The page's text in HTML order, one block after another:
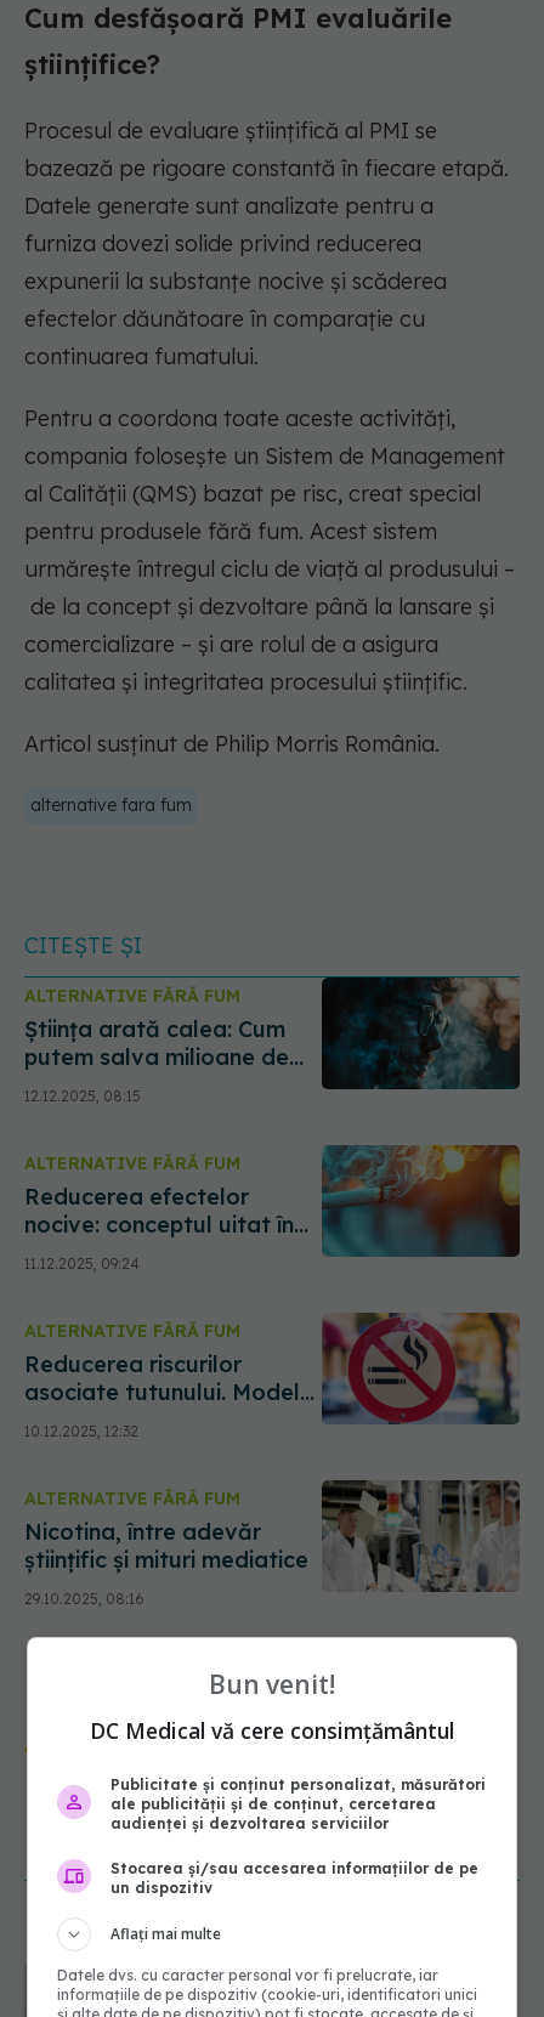
Cum desfășoară PMI evaluările
științifice?
Procesul de evaluare științifică al PMI se
bazează pe rigoare constantă în fiecare etapă.
Datele generate sunt analizate pentru a
furniza dovezi solide privind reducerea
expunerii la substanțe nocive și scăderea
efectelor dăunătoare în comparație cu
continuarea fumatului.
Pentru a coordona toate aceste activități,
compania folosește un Sistem de Management
al Calității (QMS) bazat pe risc, creat special
pentru produsele fără fum. Acest sistem
urmărește întregul ciclu de viață al produsului –
de la concept și dezvoltare până la lansare și
comercializare – și are rolul de a asigura
calitatea și integritatea procesului științific.
Articol susținut de Philip Morris România.
alternative fara fum
CITEȘTE ȘI
ALTERNATIVE FĂRĂ FUM
Știința arată calea: Cum
putem salva milioane de
vieți
12.12.2025, 08:15
ALTERNATIVE FĂRĂ FUM
Reducerea efectelor
nocive: conceptul uitat în
lupta împotriva fumatului
11.12.2025, 09:24
ALTERNATIVE FĂRĂ FUM
Reducerea riscurilor
asociate tutunului. Modele
de succes
10.12.2025, 12:32
ALTERNATIVE FĂRĂ FUM
Nicotina, între adevăr
științific și mituri mediatice
29.10.2025, 08:16
Urmărește-ne și pe Google News -
abonează‑te!
NOUTĂȚI
care reduce inflamația stomacului
08.08.2026, 19:00
Bun venit!
DC Medical vă cere consimțământul
Publicitate și conținut personalizat, măsurători
ale publicității și de conținut, cercetarea
audienței și dezvoltarea serviciilor
Stocarea și/sau accesarea informațiilor de pe
un dispozitiv
Aflați mai multe
Datele dvs. cu caracter personal vor fi prelucrate, iar
informațiile de pe dispozitiv (cookie-uri, identificatori unici